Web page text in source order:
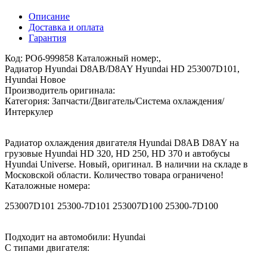
Описание
Доставка и оплата
Гарантия
Код: РОб-999858 Каталожный номер:,
Радиатор Hyundai D8AB/D8AY Hyundai HD 253007D101,
Hyundai Новое
Производитель оригинала:
Категория: Запчасти/Двигатель/Система охлаждения/
Интеркулер
Радиатор охлаждения двигателя Hyundai D8AB D8AY на
грузовые Hyundai HD 320, HD 250, HD 370 и автобусы
Hyundai Universe. Новый, оригинал. В наличии на складе в
Московской области. Количество товара ограничено!
Каталожные номера:
253007D101 25300-7D101 253007D100 25300-7D100
Подходит на автомобили: Hyundai
С типами двигателя: